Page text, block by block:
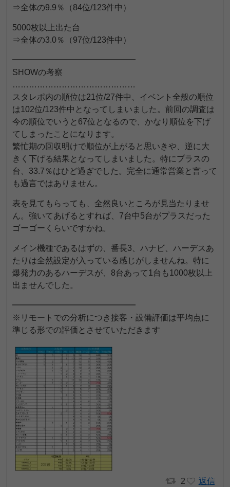
⇒全体の9.9％（84位/123件中）
5000枚以上出た台
⇒全体の3.0％（97位/123件中）
━━━━━━━━━━━━━━━
SHOWの考察
………………………………………
スタレポ内の順位は21位/27件中、イベント全般の順位
は102位/123件中となってしまいました。前回の調査は
今の順位でいうと67位となるので、かなり順位を下げ
てしまったことになります。
繁忙期の回収明けで順位が上がると思いきや、逆に大
きく下げる結果となってしまいました。特にプラスの
台、33.7％はひど過ぎでした。完全に通常営業と言って
も過言ではありません。
表を見てもらっても、全然良いところが見当たりませ
ん。強いてあげるとすれば、7台中5台がプラスだった
ゴーゴーくらいですかね。
メイン機種であるはずの、番長3、ハナビ、ハーデスあ
たりは全然設定が入っている感じがしませんね。特に
爆発力のあるハーデスが、8台あって1台も1000枚以上
出ませんでした。
━━━━━━━━━━━━━━━
※リモートでの分析につき接客・設備評価は平均点に
準じる形での評価とさせていただきます
2 返信